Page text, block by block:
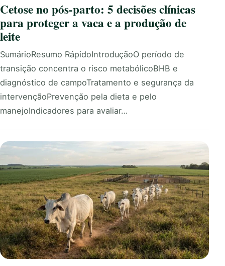
Cetose no pós-parto: 5 decisões clínicas
para proteger a vaca e a produção de
leite
SumárioResumo RápidoIntroduçãoO período de
transição concentra o risco metabólicoBHB e
diagnóstico de campoTratamento e segurança da
intervençãoPrevenção pela dieta e pelo
manejoIndicadores para avaliar…